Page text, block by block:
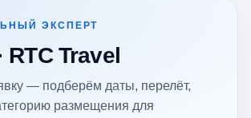
ЭКСПЕРТ
RTC Travel
— подберём даты, перелёт,
размещения для